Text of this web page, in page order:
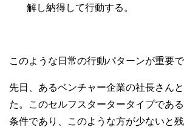
解し納得して行動する。
このような日常の行動パターンが重要で
先日、あるベンチャー企業の社長さん
た。このセルフスタータータイプであ
条件であり、このような方が少ないと